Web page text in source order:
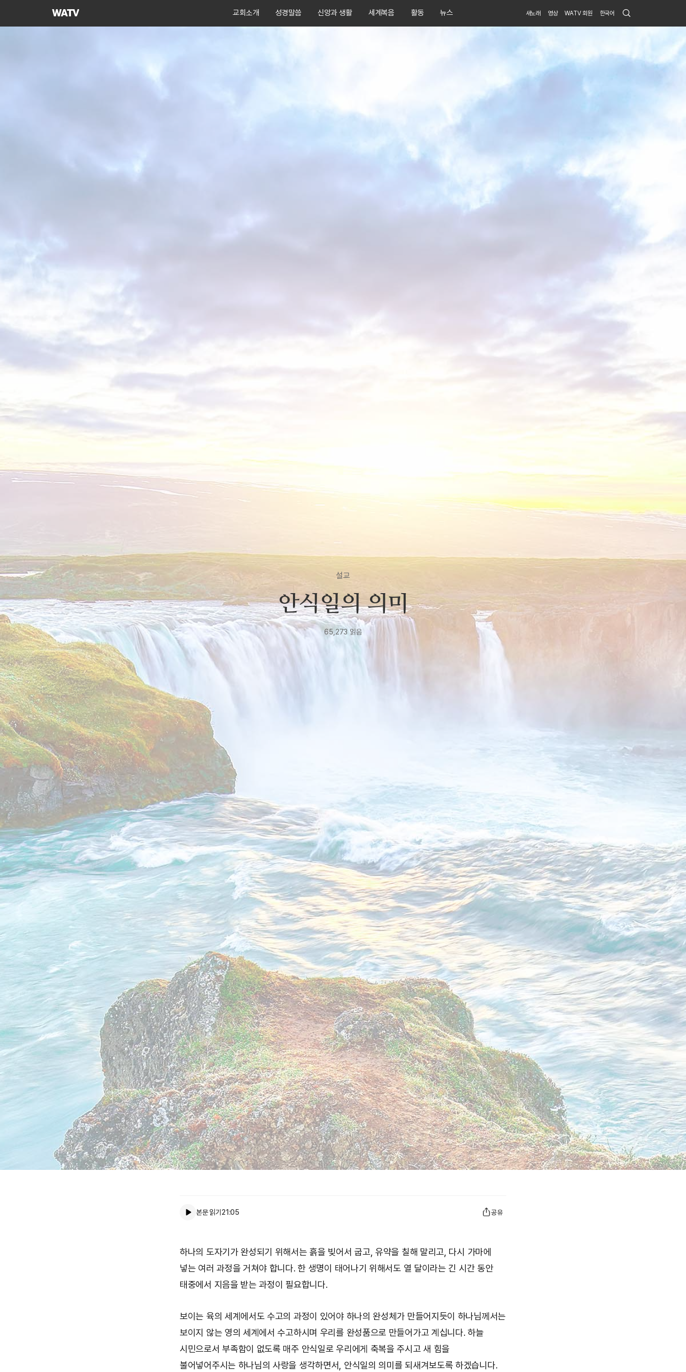
하나님의교회
교회소개 성경말씀 신앙과 생활 세계복음 활동 뉴스 새노래 영상 WATV 회원 한국어 Search
Submit
설교
안식일의 의미
2020년
65,273 읽음
본문 읽기21:05 공유
하나의 도자기가 완성되기 위해서는 흙을 빚어서 굽고, 유약을 칠해 말리고, 다시 가마에
넣는 여러 과정을 거쳐야 합니다. 한 생명이 태어나기 위해서도 열 달이라는 긴 시간 동안
태중에서 지음을 받는 과정이 필요합니다.
보이는 육의 세계에서도 수고의 과정이 있어야 하나의 완성체가 만들어지듯이 하나님께서는
보이지 않는 영의 세계에서 수고하시며 우리를 완성품으로 만들어가고 계십니다. 하늘
시민으로서 부족함이 없도록 매주 안식일로 우리에게 축복을 주시고 새 힘을
불어넣어주시는 하나님의 사랑을 생각하면서, 안식일의 의미를 되새겨보도록 하겠습니다.